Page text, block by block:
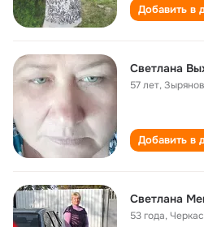
Добавить в
Светлана
57 лет,
Добавить в
Светлана
53 года,